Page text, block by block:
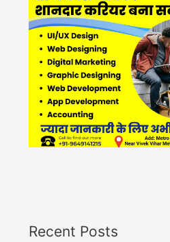
Recent Posts